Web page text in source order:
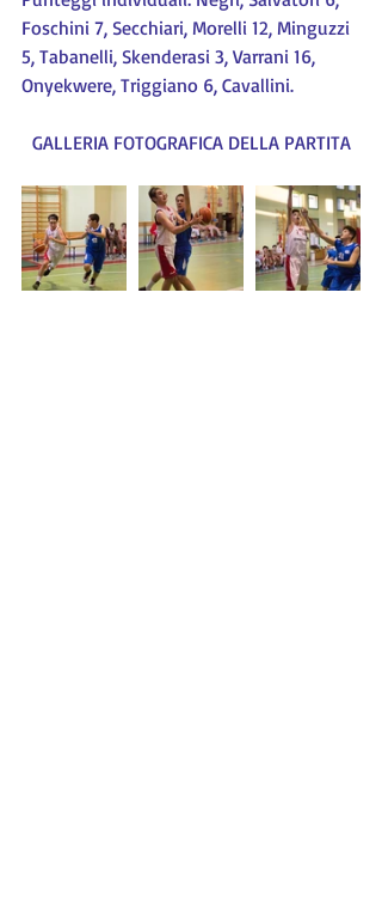
Foschini 7, Secchiari, Morelli 12, Minguzzi
5, Tabanelli, Skenderasi 3, Varrani 16,
Onyekwere, Triggiano 6, Cavallini.
GALLERIA FOTOGRAFICA DELLA PARTITA